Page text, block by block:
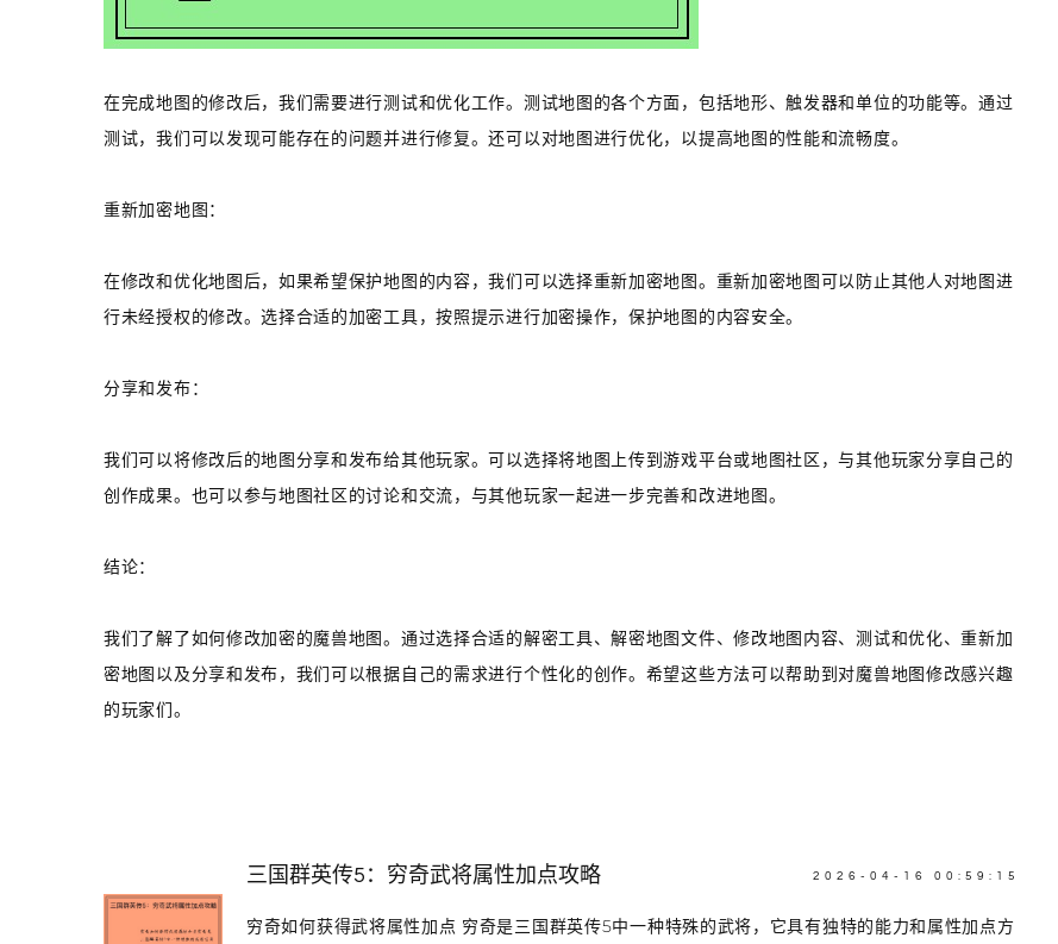
在完成地图的修改后，我们需要进行测试和优化工作。测试地图的各个方面，包括地形、触发器和单位的功能等。通过
测试，我们可以发现可能存在的问题并进行修复。还可以对地图进行优化，以提高地图的性能和流畅度。
重新加密地图：
在修改和优化地图后，如果希望保护地图的内容，我们可以选择重新加密地图。重新加密地图可以防止其他人对地图进
行未经授权的修改。选择合适的加密工具，按照提示进行加密操作，保护地图的内容安全。
分享和发布：
我们可以将修改后的地图分享和发布给其他玩家。可以选择将地图上传到游戏平台或地图社区，与其他玩家分享自己的
创作成果。也可以参与地图社区的讨论和交流，与其他玩家一起进一步完善和改进地图。
结论：
我们了解了如何修改加密的魔兽地图。通过选择合适的解密工具、解密地图文件、修改地图内容、测试和优化、重新加
密地图以及分享和发布，我们可以根据自己的需求进行个性化的创作。希望这些方法可以帮助到对魔兽地图修改感兴趣
的玩家们。
三国群英传5：穷奇武将属性加点攻略 2026-04-16 00:59:15
穷奇如何获得武将属性加点 穷奇是三国群英传5中一种特殊的武将，它具有独特的能力和属性加点方